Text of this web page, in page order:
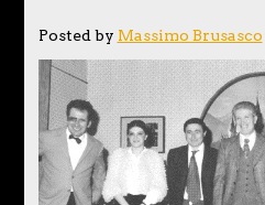
Posted by Massimo Brusasco